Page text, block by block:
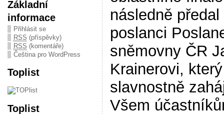
Základní
informace
Přihlásit se
RSS (příspěvky)
RSS (komentáře)
Čeština pro WordPress
Toplist
Toplist
následně
poslanci
sněmovny ČR
Krainerovi,
slavnostně
Všem